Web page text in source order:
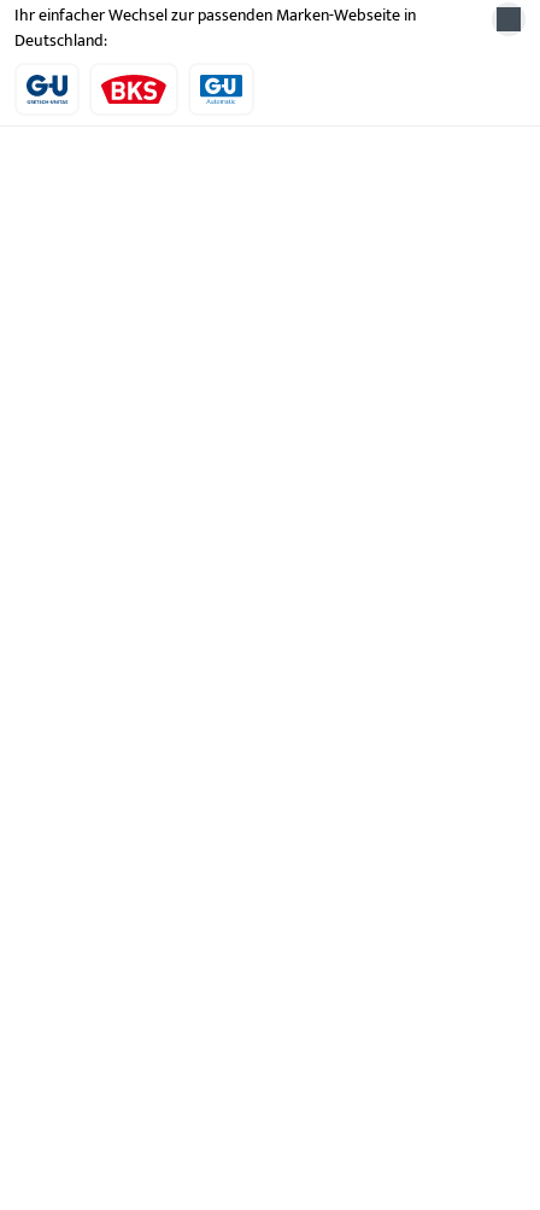
Ihr einfacher Wechsel zur passenden Marken-Webseite in
Deutschland: